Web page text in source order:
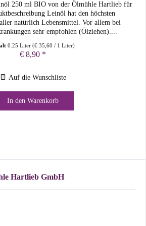
250 ml BIO von der Ölmühle Hartlieb für
Leinöl hat den höchsten
natürlich Lebensmittel. Vor allem bei
sehr empfohlen (Ölziehen)....
0.25 Liter (€ 35,60 / 1 Liter)
€ 8,90 *
Auf die Wunschliste
In den Warenkorb
Hartlieb GmbH